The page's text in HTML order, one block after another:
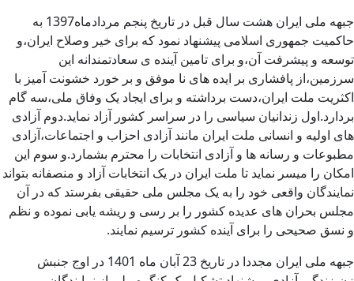
جبهه ملی ایران هشت سال قبل در تاریخ پنجم مردادماه1397 به
حاکمیت جمهوری اسلامی پیشنهاد نمود که برای خیر وصلاح ایران،و
توسعه و پیشرفت آن،و برای تامین آینده ی سعادتمندانه این
سرزمین،از پافشاری بر ایده های نا موفق و بر خورد خشونت آمیز با
اکثریت ملت ایران،دست برداشته و برای ایجاد یک وفاق ملی،سه گام
بردارد.اول زندانیان سیاسی را در سراسر کشور آزاد نماید.دوم آزادی
های اولیه و انسانی ملت ایران مانند آزادی احزاب و اجتماعات،آزادی
مطبوعات و رسانه ها و آزادی انتخابات را محترم بشمارد.و سوم این
امکان را میسر نماید تا ملت ایران در یک انتخابات آزاد و منصفانه بتواند
نمایندگان واقعی خود را به یک مجلس ملی حقیقی بفرستد که در آن
مجلس بحران های عدیده کشور را بر رسی و ریشه یابی نموده و نظم
و نسق صحیحی را برای آینده کشور ترسیم نمایند.
جبهه ملی ایران مجددا در تاریخ 23 آبان ماه 1401 در اوج جنبش